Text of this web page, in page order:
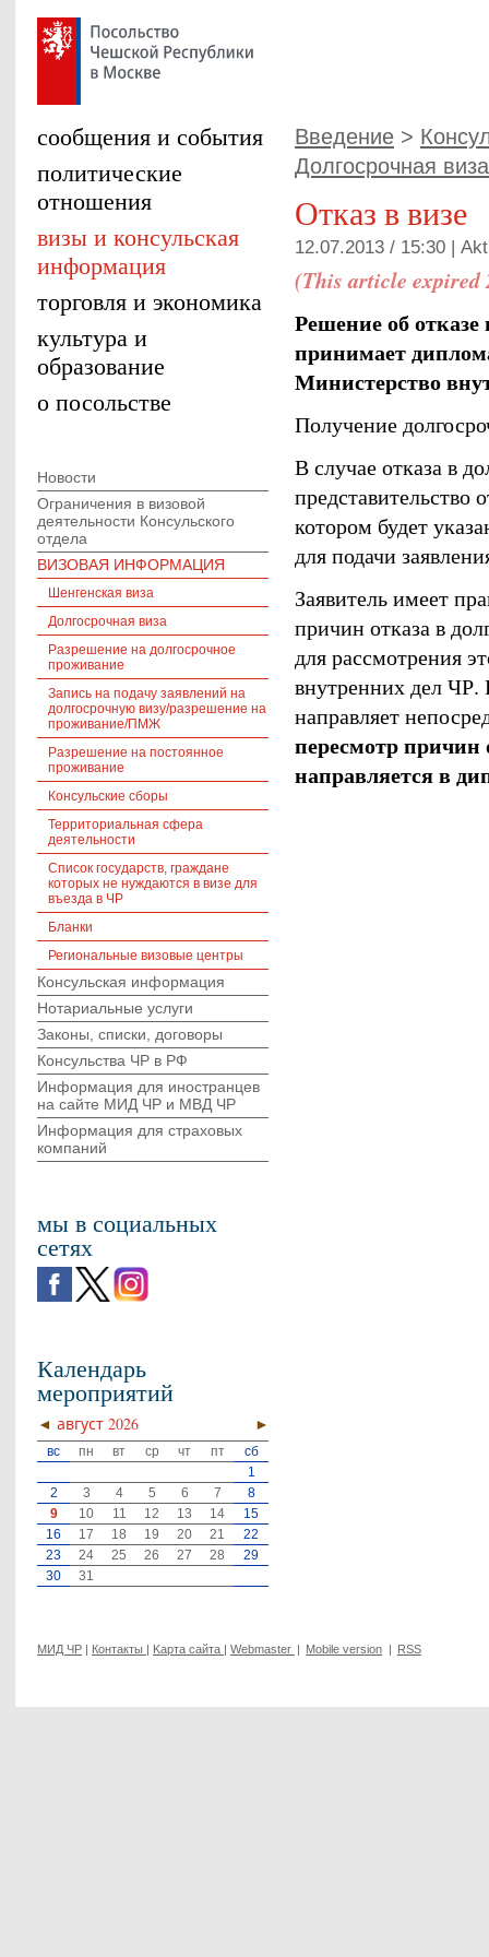
Введение >
Долгосрочная виза
Отказ в визе
12.07.2013 / 15:30 |
(This article expired
Решение об
принимает
Министерство
Получение
В случае отказа в
представительство
котором будет
для подачи
Заявитель имеет
причин отказа в
для рассмотрения
внутренних дел ЧР.
направляет
пересмотр причин
направляется в
сообщения и события
политические
отношения
визы и консульская
информация
торговля и экономика
культура и
образование
о посольстве
Новости
Ограничения в визовой
деятельности Консульского
отдела
ВИЗОВАЯ ИНФОРМАЦИЯ
Шенгенская виза
Долгосрочная виза
Разрешение на долгосрочное
проживание
Запись на подачу заявлений на
долгосрочную визу/разрешение на
проживание/ПМЖ
Разрешение на постоянное
проживание
Консульские сборы
Территориальная сфера
деятельности
Список государств, граждане
которых не нуждаются в визе для
въезда в ЧР
Бланки
Региональные визовые центры
Консульская информация
Нотариальные услуги
Законы, списки, договоры
Консульства ЧР в РФ
Информация для иностранцев
на сайте МИД ЧР и МВД ЧР
Информация для страховых
компаний
мы в социальных
сетях
Календарь
мероприятий
◄ ►
август 2026
вс пн вт ср чт пт
сб
1
2
3 4 5 6 7
8
9
10 11 12 13 14
15
16
17 18 19 20 21
22
23
24 25 26 27 28
29
30
31
МИД ЧР Контакты Kарта сайта Webmaster Mobile version RSS